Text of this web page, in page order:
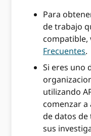
Para
de trabajo
compatible,
Frecuentes.
Si eres uno
utilizando
comenzar
de datos
sus